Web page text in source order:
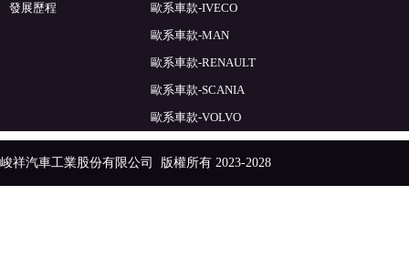
發展歷程
歐系車款-IVECO
歐系車款-MAN
歐系車款-RENAULT
歐系車款-SCANIA
歐系車款-VOLVO
峻祥汽車工業股份有限公司 版權所有 2023-2028